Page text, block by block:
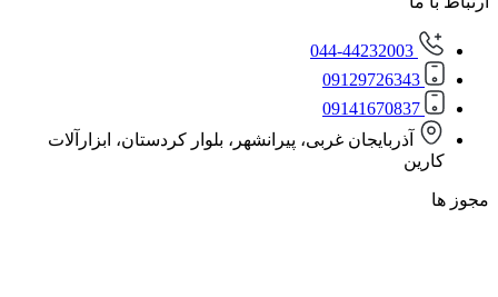
044-44232003
آذربایجان غربی، پیرانشهر، بلوار کردستان، ابزارآلات